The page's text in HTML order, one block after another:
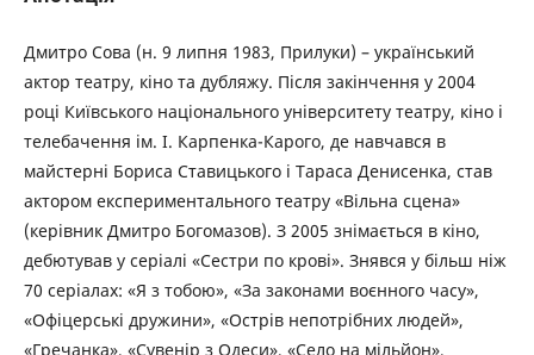
Дмитро Сова (н. 9 липня 1983, Прилуки) – український
актор театру, кіно та дубляжу. Після закінчення у 2004
році Київського національного університету театру, кіно і
телебачення ім. І. Карпенка-Карого, де навчався в
майстерні Бориса Ставицького і Тараса Денисенка, став
актором експериментального театру «Вільна сцена»
(керівник Дмитро Богомазов). З 2005 знімається в кіно,
дебютував у серіалі «Сестри по крові». Знявся у більш ніж
70 серіалах: «Я з тобою», «За законами воєнного часу»,
«Офіцерські дружини», «Острів непотрібних людей»,
«Гречанка», «Сувенір з Одеси», «Село на мільйон»,